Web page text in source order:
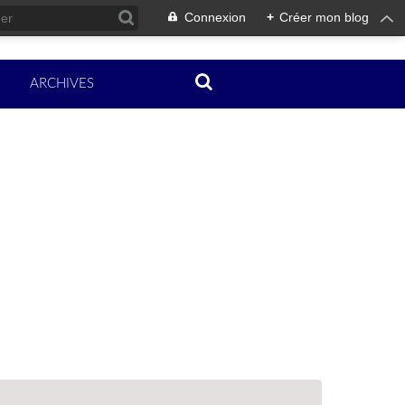
Connexion + Créer mon blog
ARCHIVES